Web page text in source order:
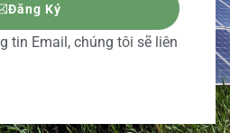
Đăng Ký
tin Email, chúng tôi sẽ liên